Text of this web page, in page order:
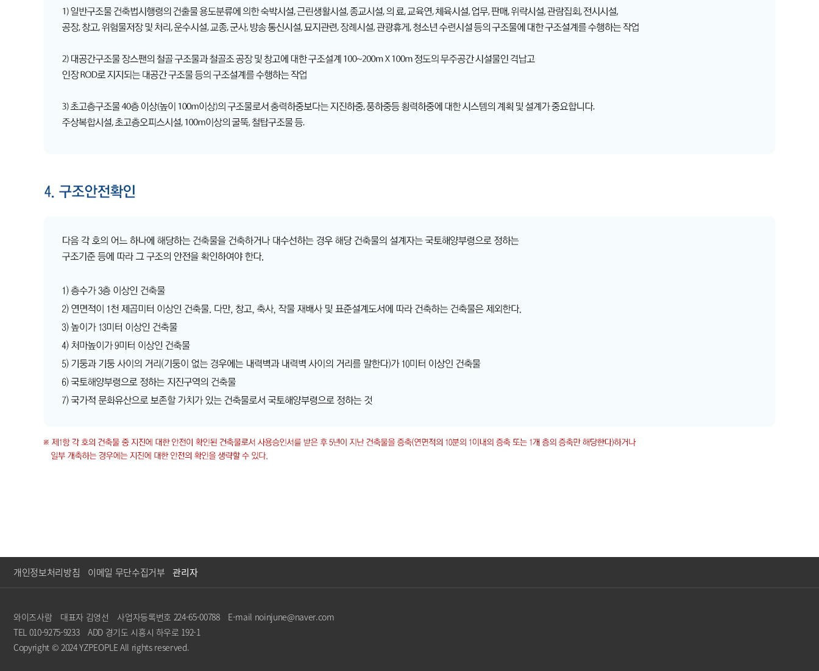
개인정보처리방침 이메일 무단수집거부 관리자
와이즈사람 대표자 김영선 사업자등록번호 224-65-00788
E-mail noinjune@naver.com
TEL 010-9275-9233
ADD 경기도 시흥시 하우로 192-1
Copyright © 2024 YZPEOPLE All rights reserved.